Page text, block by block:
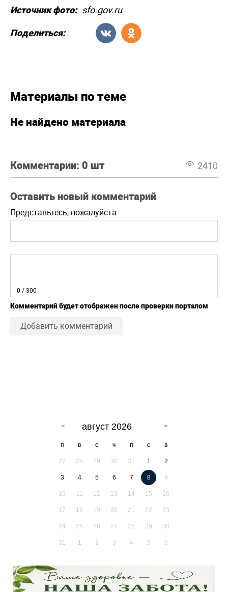
Источник фото: sfo.gov.ru
Поделиться:
Материалы по теме
Не найдено материала
Комментарии: 0 шт 2410
Оставить новый комментарий
Представьтесь, пожалуйста
0 / 300
Комментарий будет отображен после проверки порталом
Добавить комментарий
август 2026
п в с ч п с в
27 28 29 30 31 1 2
3 4 5 6 7 8 9
10 11 12 13 14 15 16
17 18 19 20 21 22 23
24 25 26 27 28 29 30
31 1 2 3 4 5 6